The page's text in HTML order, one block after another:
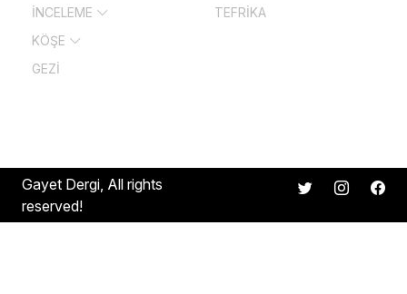
İNCELEME
KÖŞE
GEZİ
TEFRİKA
Gayet Dergi, All rights
reserved!